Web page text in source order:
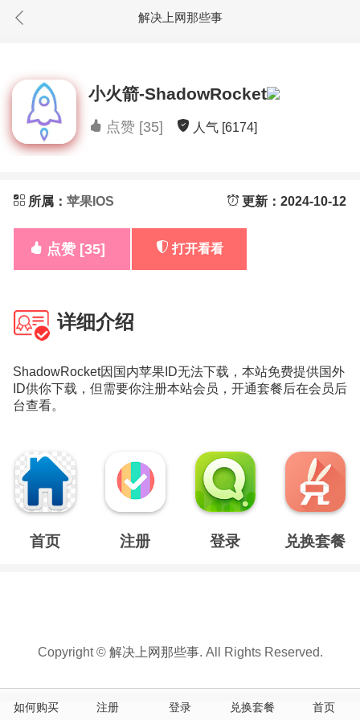
解决上网那些事
小火箭-ShadowRocket
点赞 [35] 人气 [6174]
所属： 苹果IOS 更新：2024-10-12
点赞 [35] 打开看看
详细介绍
ShadowRocket因国内苹果ID无法下载，本站免费提供国外
ID供你下载，但需要你注册本站会员，开通套餐后在会员后
台查看。
首页 注册 登录 兑换套餐
Copyright © 解决上网那些事. All Rights Reserved.
如何购买 注册 登录 兑换套餐 首页